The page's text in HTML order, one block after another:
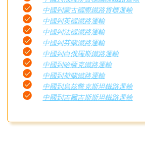
中國到蒙古國際鐵路貨櫃運輸
中國到英國鐵路運輸
中國到法國鐵路運輸
中國到芬蘭鐵路運輸
中國到白俄羅斯鐵路運輸
中國到哈薩克鐵路運輸
中國到荷蘭鐵路運輸
中國到烏茲彆克斯坦鐵路運輸
中國到吉爾吉斯斯坦鐵路運輸